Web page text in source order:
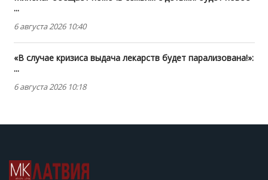
...
6 августа 2026 10:40
«В случае кризиса выдача лекарств будет парализована!»:
...
6 августа 2026 10:18